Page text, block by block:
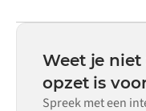
Aangepaste code is
maanden live,
datamapping, het
beoordelingsproces.
klare connectoren
marketplace, wat de
Weet je
opzet is
Spreek met een